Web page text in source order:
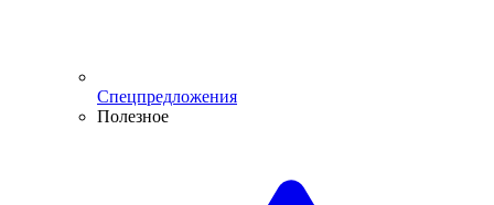
Спецпредложения
Полезное